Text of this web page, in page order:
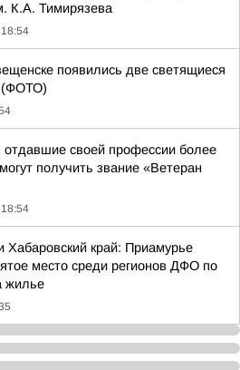
К.А. Тимирязева
появились две светящиеся
(ФОТО)
отдавшие своей профессии более
получить звание «Ветеран
Хабаровский край: Приамурье
место среди регионов ДФО по
жилье